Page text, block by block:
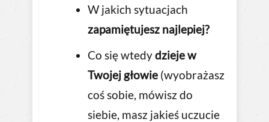
W jakich sytuacjach
zapamiętujesz najlepiej?
Co się wtedydzieje w
Twojej głowie (wyobrażasz
coś sobie, mówisz do
siebie, masz jakieś uczucie